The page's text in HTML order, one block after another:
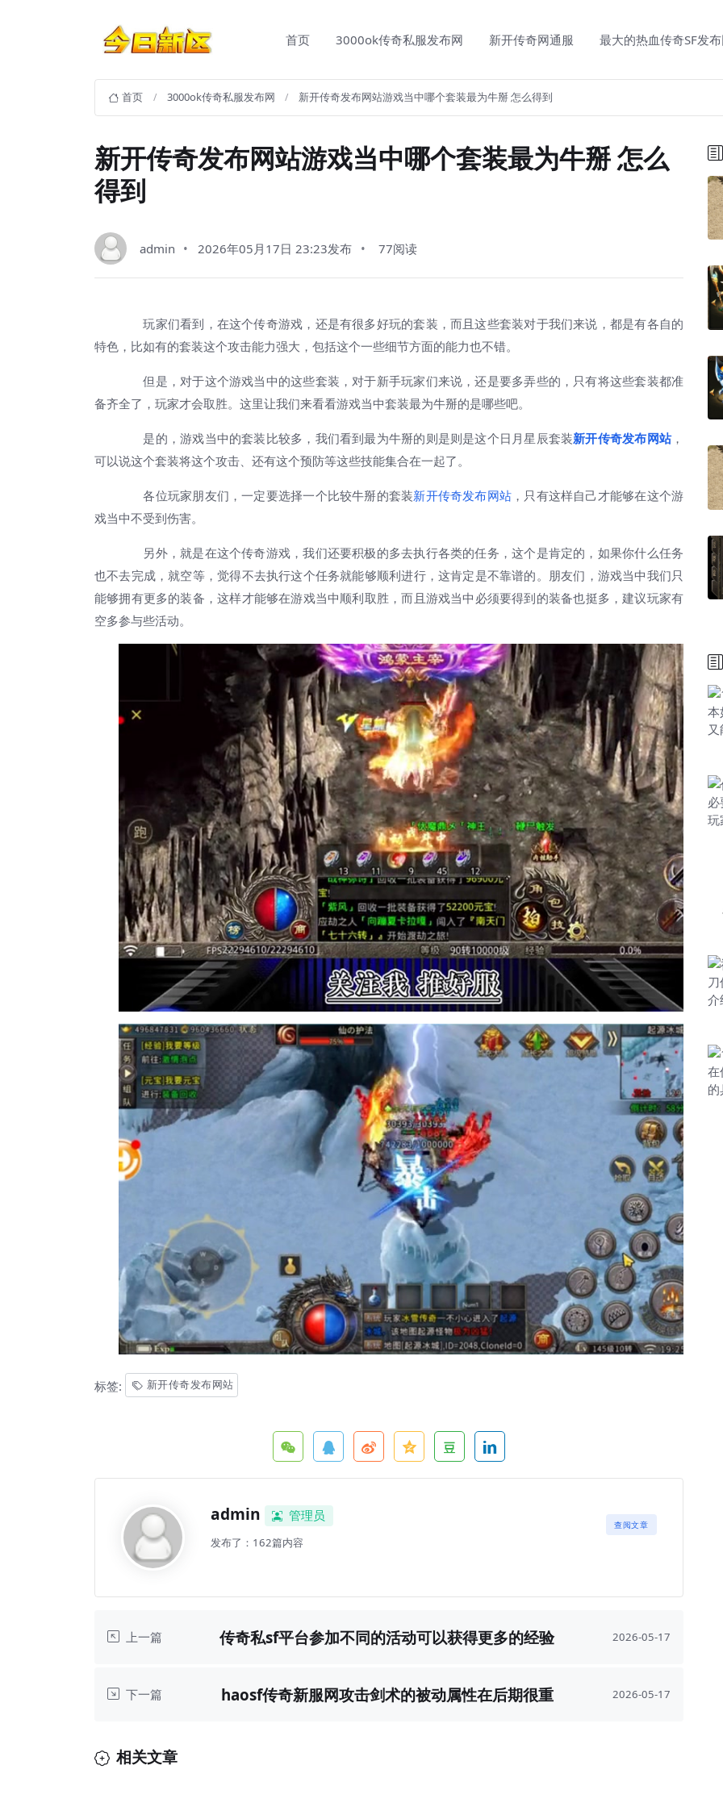
首页 3000ok传奇私服发布网 新开传奇网通服 最大的热血传奇SF发
首页 3000ok传奇私服发布网 新开传奇发布网站游戏当中哪个套装最为牛掰 怎么得到
新开传奇发布网站游戏当中哪个套装最为牛掰 怎么
得到
admin 2026年05月17日 23:23发布 77阅读
玩家们看到，在这个传奇游戏，还是有很多好玩的套装，而且这些套装对于我们来说，都是有各自的
特色，比如有的套装这个攻击能力强大，包括这个一些细节方面的能力也不错。
但是，对于这个游戏当中的这些套装，对于新手玩家们来说，还是要多弄些的，只有将这些套装都准
备齐全了，玩家才会取胜。这里让我们来看看游戏当中套装最为牛掰的是哪些吧。
是的，游戏当中的套装比较多，我们看到最为牛掰的则是则是这个日月星辰套装新开传奇发布网站，
可以说这个套装将这个攻击、还有这个预防等这些技能集合在一起了。
各位玩家朋友们，一定要选择一个比较牛掰的套装新开传奇发布网站 ，只有这样自己才能够在这个游
戏当中不受到伤害。
另外，就是在这个传奇游戏，我们还要积极的多去执行各类的任务，这个是肯定的，如果你什么任务
也不去完成，就空等，觉得不去执行这个任务就能够顺利进行，这肯定是不靠谱的。朋友们，游戏当中我们只
能够拥有更多的装备，这样才能够在游戏当中顺利取胜，而且游戏当中必须要得到的装备也挺多，建议玩家有
空多参与些活动。
标签: 新开传奇发布网站
admin 管理员
发布了：162篇内容
查阅文章
上一篇
传奇私sf平台参加不同的活动可以获得更多的经验
2026-05-17
下一篇
haosf传奇新服网攻击剑术的被动属性在后期很重
2026-05-17
相关文章